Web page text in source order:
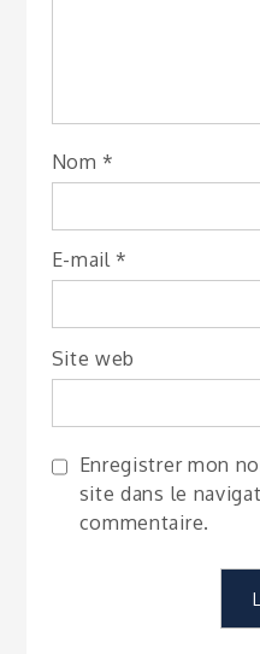
Nom *
E-mail *
Site web
Enregistrer mon
site dans le
commentaire.